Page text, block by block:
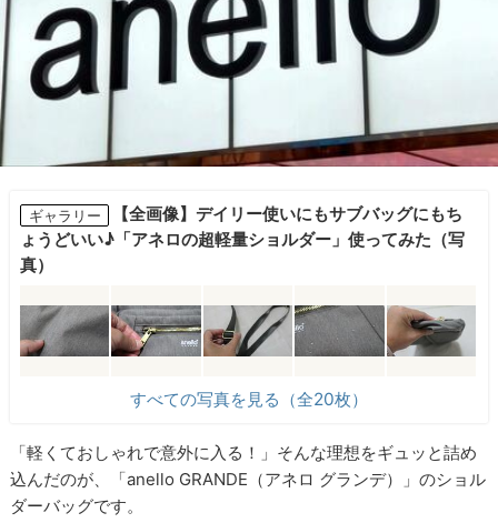
ギャラリー
【全画像】デイリー使いにもサブバッグにもち
ょうどいい♪「アネロの超軽量ショルダー」使ってみた（写
真）
すべての写真を見る（全20枚）
「軽くておしゃれで意外に入る！」そんな理想をギュッと詰め
込んだのが、「anello GRANDE（アネロ グランデ）」のショル
ダーバッグです。